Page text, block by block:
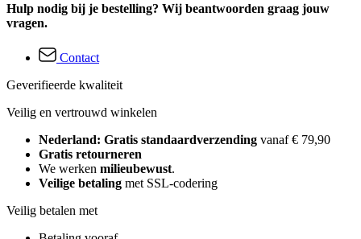
Hulp nodig bij je bestelling? Wij beantwoorden graag jouw
vragen.
Contact
Geverifieerde kwaliteit
Veilig en vertrouwd winkelen
Nederland: Gratis standaardverzending vanaf € 79,90
Gratis retourneren
We werken milieubewust.
Veilige betaling met SSL-codering
Veilig betalen met